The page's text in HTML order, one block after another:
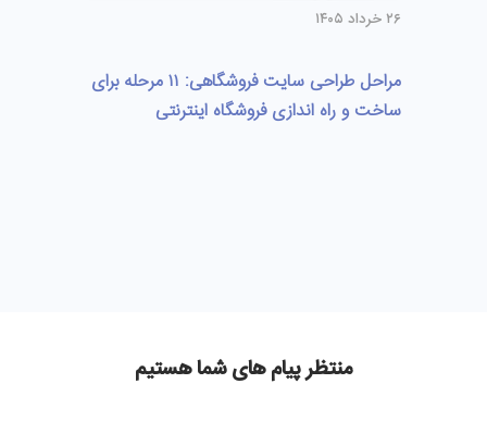
۲۶ خرداد ۱۴۰۵
مراحل طراحی سایت فروشگاهی: ۱۱ مرحله برای
ساخت و راه اندازی فروشگاه اینترنتی
منتظر پیام های شما هستیم